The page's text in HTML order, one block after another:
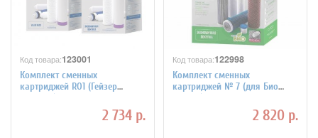
Код товара:123001
Комплект сменных
картриджей RO1 (Гейзер
Престиж)
2 734 р.
Код товара:122998
Комплект сменных
картриджей № 7 (для Био
321/322) жесткая вода
2 820 р.